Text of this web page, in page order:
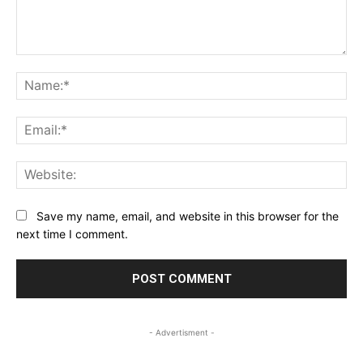
Save my name, email, and website in this browser for the
next time I comment.
- Advertisment -